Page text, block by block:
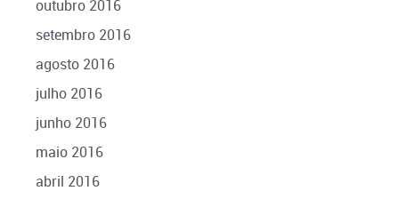
outubro 2016
setembro 2016
agosto 2016
julho 2016
junho 2016
maio 2016
abril 2016